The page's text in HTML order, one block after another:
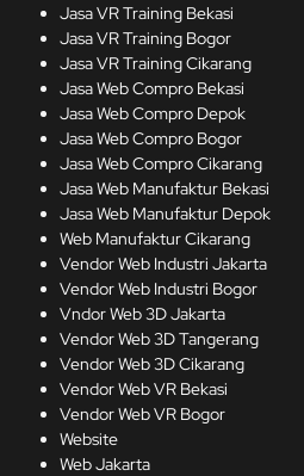
Jasa VR Training Bekasi
Jasa VR Training Bogor
Jasa VR Training Cikarang
Jasa Web Compro Bekasi
Jasa Web Compro Depok
Jasa Web Compro Bogor
Jasa Web Compro Cikarang
Jasa Web Manufaktur Bekasi
Jasa Web Manufaktur Depok
Web Manufaktur Cikarang
Vendor Web Industri Jakarta
Vendor Web Industri Bogor
Vndor Web 3D Jakarta
Vendor Web 3D Tangerang
Vendor Web 3D Cikarang
Vendor Web VR Bekasi
Vendor Web VR Bogor
Website
Web Jakarta